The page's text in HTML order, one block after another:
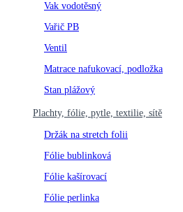
Vak vodotěsný
Vařič PB
Ventil
Matrace nafukovací, podložka
Stan plážový
Plachty, fólie, pytle, textilie, sítě
Držák na stretch folii
Fólie bublinková
Fólie kašírovací
Fólie perlinka